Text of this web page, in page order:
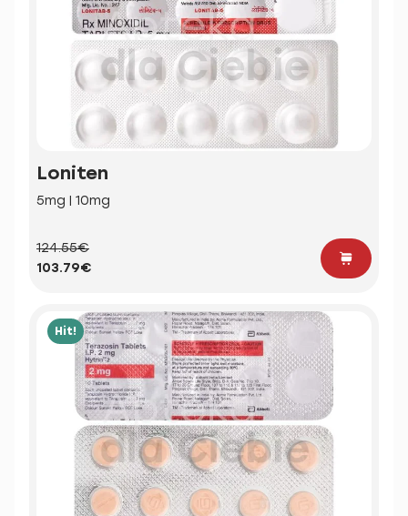
Loniten
5mg | 10mg
124.55€
103.79€
Hit!